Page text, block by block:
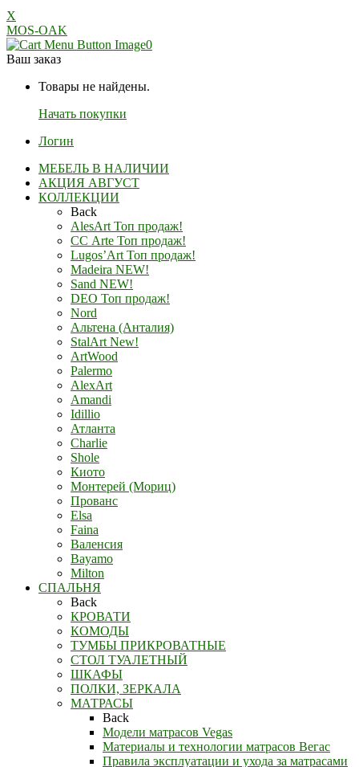
X
MOS-OAK
0
Ваш заказ
Товары не найдены.
Начать покупки
Логин
МЕБЕЛЬ В НАЛИЧИИ
АКЦИЯ АВГУСТ
КОЛЛЕКЦИИ
Back
AlesArt Топ продаж!
СС Arte Топ продаж!
Lugos’Art Топ продаж!
Madeira NEW!
Sand NEW!
DEO Топ продаж!
Nord
Альтена (Анталия)
StalArt New!
ArtWood
Palermo
AlexArt
Amandi
Idillio
Атланта
Charlie
Shole
Киото
Монтерей (Мориц)
Прованс
Elsa
Faina
Валенсия
Bayamo
Milton
СПАЛЬНЯ
Back
КРОВАТИ
КОМОДЫ
ТУМБЫ ПРИКРОВАТНЫЕ
СТОЛ ТУАЛЕТНЫЙ
ШКАФЫ
ПОЛКИ, ЗЕРКАЛА
МАТРАСЫ
Back
Модели матрасов Vegas
Материалы и технологии матрасов Вегас
Правила эксплуатации и ухода за матрасами